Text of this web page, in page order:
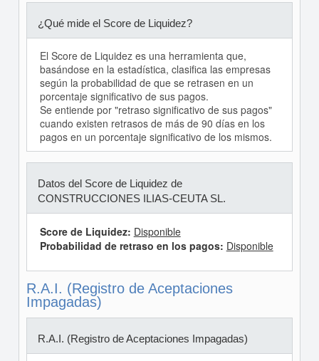
¿Qué mide el Score de Liquidez?
El Score de Liquidez es una herramienta que,
basándose en la estadística, clasifica las empresas
según la probabilidad de que se retrasen en un
porcentaje significativo de sus pagos.
Se entiende por "retraso significativo de sus pagos"
cuando existen retrasos de más de 90 días en los
pagos en un porcentaje significativo de los mismos.
Datos del Score de Liquidez de
CONSTRUCCIONES ILIAS-CEUTA SL.
Score de Liquidez: Disponible
Probabilidad de retraso en los pagos: Disponible
R.A.I. (Registro de Aceptaciones
Impagadas)
R.A.I. (Registro de Aceptaciones Impagadas)